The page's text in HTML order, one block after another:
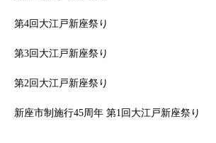
第4回大江戸新座祭り
第3回大江戸新座祭り
第2回大江戸新座祭り
新座市制施行45周年 第1回大江戸新座祭り